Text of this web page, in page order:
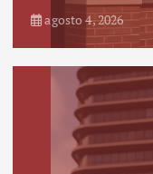
agosto 4, 2026